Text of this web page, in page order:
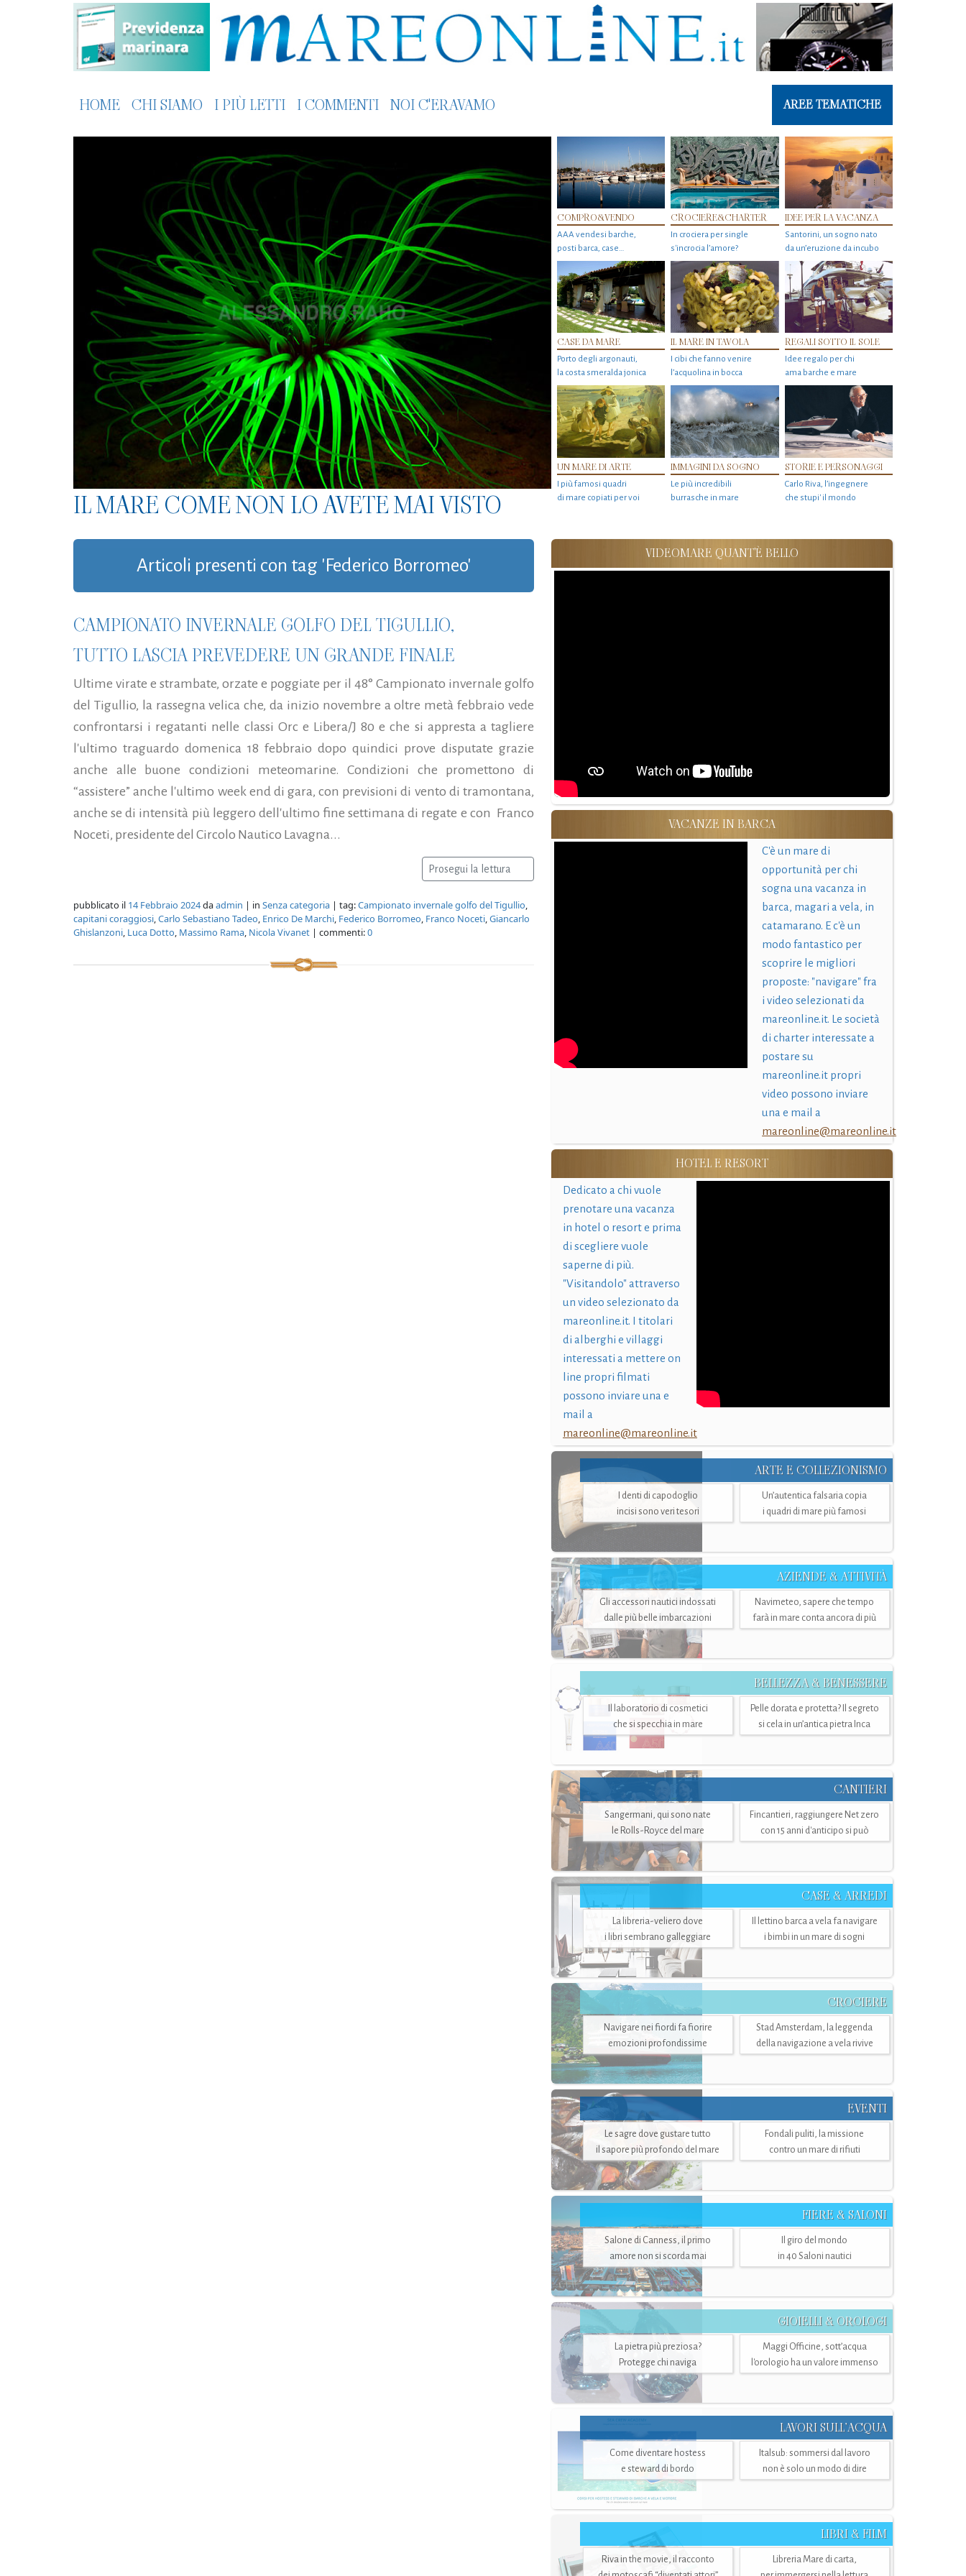
HOME CHI SIAMO I PIÙ LETTI I COMMENTI NOI C'ERAVAMO AREE TEMATICHE
IL MARE COME NON LO AVETE MAI VISTO
COMPRO&VENDO
AAA vendesi barche,
posti barca, case…
CROCIERE&CHARTER
In crociera per single
s'incrocia l’amore?
IDEE PER LA VACANZA
Santorini, un sogno nato
da un’eruzione da incubo
CASE DA MARE
Porto degli argonauti,
la costa smeralda jonica
IL MARE IN TAVOLA
I cibi che fanno venire
l’acquolina in bocca
REGALI SOTTO IL SOLE
Idee regalo per chi
ama barche e mare
UN MARE DI ARTE
I più famosi quadri
di mare copiati per voi
IMMAGINI DA SOGNO
Le più incredibili
burrasche in mare
STORIE E PERSONAGGI
Carlo Riva, l’ingegnere
che stupi' il mondo
Articoli presenti con tag 'Federico Borromeo'
CAMPIONATO INVERNALE GOLFO DEL TIGULLIO,
TUTTO LASCIA PREVEDERE UN GRANDE FINALE
Ultime virate e strambate, orzate e poggiate per il 48° Campionato invernale golfo
del Tigullio, la rassegna velica che, da inizio novembre a oltre metà febbraio vede
confrontarsi i regatanti nelle classi Orc e Libera/J 80 e che si appresta a tagliere
l'ultimo traguardo domenica 18 febbraio dopo quindici prove disputate grazie
anche alle buone condizioni meteomarine. Condizioni che promettono di
“assistere” anche l'ultimo week end di gara, con previsioni di vento di tramontana,
anche se di intensità più leggero dell'ultimo fine settimana di regate e con Franco
Noceti, presidente del Circolo Nautico Lavagna...
Prosegui la lettura
pubblicato il 14 Febbraio 2024daadmin | in Senza categoria | tag:Campionato invernale golfo del Tigullio,
capitani coraggiosi,Carlo Sebastiano Tadeo, Enrico De Marchi, Federico Borromeo, Franco Noceti,Giancarlo
Ghislanzoni, Luca Dotto, Massimo Rama, Nicola Vivanet | commenti:0
VIDEOMARE QUANT'È BELLO
VACANZE IN BARCA
C'è un mare di
opportunità per chi
sogna una vacanza in
barca, magari a vela, in
catamarano. E c'è un
modo fantastico per
scoprire le migliori
proposte: "navigare" fra
i video selezionati da
mareonline.it. Le società
di charter interessate a
postare su
mareonline.it propri
video possono inviare
una e mail a
mareonline@mareonline.it
HOTEL E RESORT
Dedicato a chi vuole
prenotare una vacanza
in hotel o resort e prima
di scegliere vuole
saperne di più.
"Visitandolo" attraverso
un video selezionato da
mareonline.it. I titolari
di alberghi e villaggi
interessati a mettere on
line propri filmati
possono inviare una e
mail a
mareonline@mareonline.it
ARTE E COLLEZIONISMO
I denti di capodoglio
incisi sono veri tesori
Un’autentica falsaria copia
i quadri di mare più famosi
AZIENDE & ATTIVITÀ
Gli accessori nautici indossati
dalle più belle imbarcazioni
Navimeteo, sapere che tempo
farà in mare conta ancora di più
BELLEZZA & BENESSERE
Il laboratorio di cosmetici
che si specchia in mare
Pelle dorata e protetta? Il segreto
si cela in un’antica pietra Inca
CANTIERI
Sangermani, qui sono nate
le Rolls-Royce del mare
Fincantieri, raggiungere Net zero
con 15 anni d'anticipo si può
CASE & ARREDI
La libreria-veliero dove
i libri sembrano galleggiare
Il lettino barca a vela fa navigare
i bimbi in un mare di sogni
CROCIERE
Navigare nei fiordi fa fiorire
emozioni profondissime
Stad Amsterdam, la leggenda
della navigazione a vela rivive
EVENTI
Le sagre dove gustare tutto
il sapore più profondo del mare
Fondali puliti, la missione
contro un mare di rifiuti
FIERE & SALONI
Salone di Canness, il primo
amore non si scorda mai
Il giro del mondo
in 40 Saloni nautici
GIOIELLI & OROLOGI
La pietra più preziosa?
Protegge chi naviga
Maggi Officine, sott’acqua
l'orologio ha un valore immenso
LAVORI SULL’ACQUA
Come diventare hostess
e steward di bordo
Italsub: sommersi dal lavoro
non è solo un modo di dire
LIBRI & FILM
Riva in the movie, il racconto
Libreria Mare di carta,